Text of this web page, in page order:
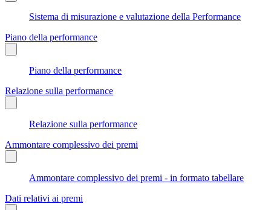
Sistema di misurazione e valutazione della Performance
Piano della performance
Piano della performance
Relazione sulla performance
Relazione sulla performance
Ammontare complessivo dei premi
Ammontare complessivo dei premi - in formato tabellare
Dati relativi ai premi